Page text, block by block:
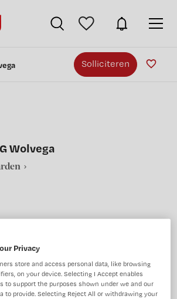
Solliciteren
Wolvega
AANSTELLING
Niet nader bepaald
Privacy
store and access personal data, like browsing
on your device. Selecting I Accept enables
to support the purposes shown under we and our
to provide. Selecting Reject All or withdrawing your